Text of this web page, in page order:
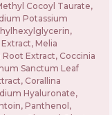
Cocoyl Taurate,
Potassium
Melia
Extract, Coccinia
Sanctum Leaf
Corallina
Hyaluronate,
Panthenol,